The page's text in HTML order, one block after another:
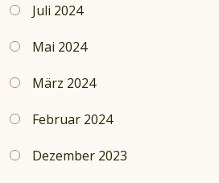
Juli 2024
Mai 2024
März 2024
Februar 2024
Dezember 2023